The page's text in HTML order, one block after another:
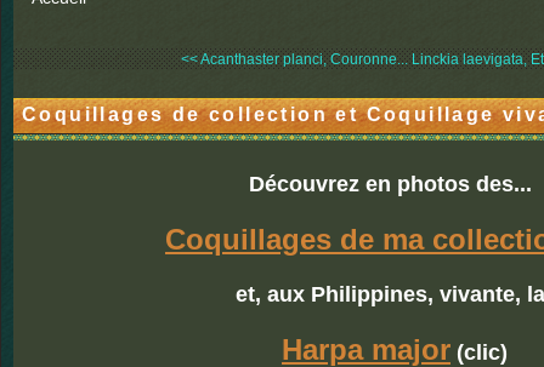
<< Acanthaster planci, Couronne... Linckia laevigata,
Coquillages de collection et Coquillage
Découvrez en photos des...
Coquillages de ma
et, aux Philippines, vivante, la
Harpa major (clic)